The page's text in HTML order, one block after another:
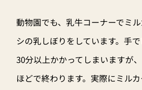
動物園でも、乳牛コーナーでミ
シの乳しぼりをしています。手
30分以上かかってしまいますが
ほどで終わります。実際にミル